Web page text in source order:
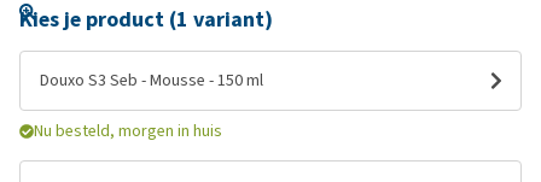
Kies je product (1 variant)
Douxo S3 Seb - Mousse - 150 ml
Nu besteld, morgen in huis